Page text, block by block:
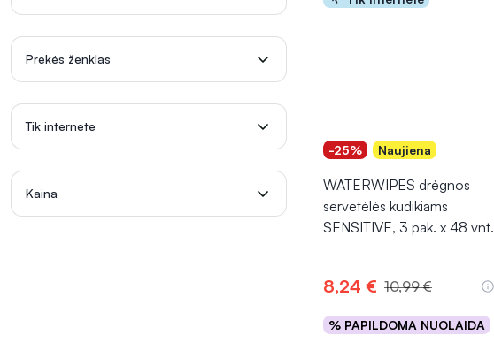
Prekės ženklas
Tik internete
Kaina
-25% Naujiena
WATERWIPES drėgnos
servetėlės kūdikiams
SENSITIVE, 3 pak. x 48 vnt.
8,24 € 10,99 €
% PAPILDOMA NUOLAIDA
Į krepšelį